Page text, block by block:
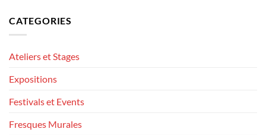
CATEGORIES
Ateliers et Stages
Expositions
Festivals et Events
Fresques Murales